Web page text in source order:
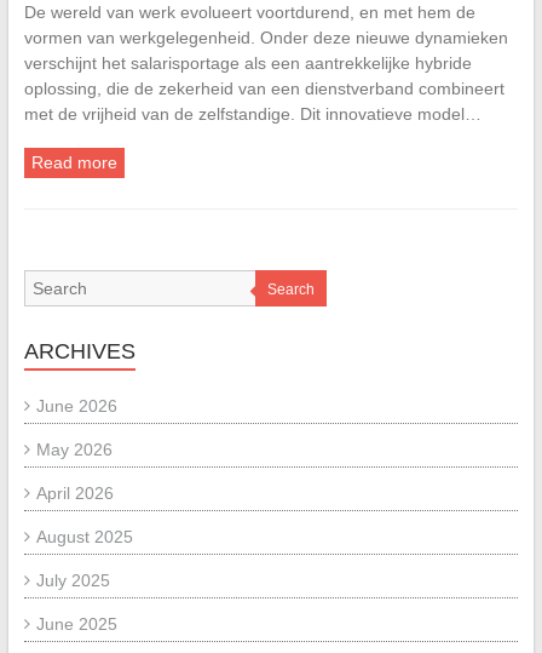
De wereld van werk evolueert voortdurend, en met hem de
vormen van werkgelegenheid. Onder deze nieuwe dynamieken
verschijnt het salarisportage als een aantrekkelijke hybride
oplossing, die de zekerheid van een dienstverband combineert
met de vrijheid van de zelfstandige. Dit innovatieve model…
Read more
Search
ARCHIVES
June 2026
May 2026
April 2026
August 2025
July 2025
June 2025